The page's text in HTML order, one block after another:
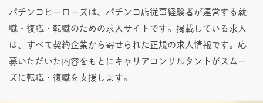
パチンコヒーローズは、パチンコ店従事経験者が運営する就
職・復職・転職のための求人サイトです。掲載している求人
は、すべて契約企業から寄せられた正規の求人情報です。応
募いただいた内容をもとにキャリアコンサルタントがスムー
ズに転職・復職を支援します。